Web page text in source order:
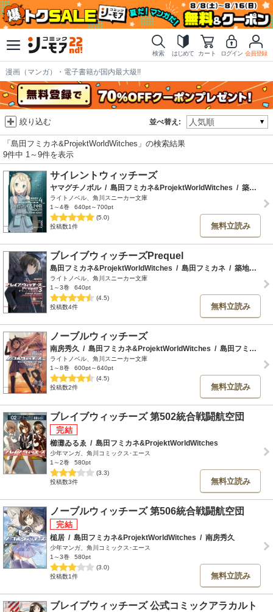
検索 はじめて カート ログイン 会員登録
漫画（マンガ）・電子書籍が国内最大級!!
並べ替え:
絞り込む
「島田フミカネ&ProjektWorldWitches」の検索結果
9件中 1～9件を表示
サイレントウィッチーズ
ヤマグチノボル / 島田フミカネ&ProjektWorldWitches / 築地俊彦
ライトノベル、角川スニーカー文庫
1～4巻
640pt～700pt
(5.0)
投稿数1件
無料立読み
ブレイブウィッチーズPrequel
島田フミカネ&ProjektWorldWitches / 島田フミカネ / 築地俊彦
ライトノベル、角川スニーカー文庫
1～3巻
640pt
(4.5)
投稿数4件
無料立読み
ノーブルウィッチーズ
南房秀久 / 島田フミカネ&ProjektWorldWitches / 島田フミカネ
ライトノベル、角川スニーカー文庫
1～8巻
600pt～640pt
(4.5)
投稿数2件
無料立読み
ブレイブウィッチーズ 第502統合戦闘航空団
櫛灘ゐるゑ / 島田フミカネ&ProjektWorldWitches
少年マンガ、角川コミックス･エース
1～2巻
580pt
(3.3)
投稿数3件
無料立読み
ノーブルウィッチーズ 第506統合戦闘航空団
槌居 / 島田フミカネ&ProjektWorldWitches / 南房秀久
少年マンガ、角川コミックス･エース
1～3巻
580pt
(3.0)
投稿数1件
無料立読み
ブレイブウィッチーズ 公式コミックアラカルト